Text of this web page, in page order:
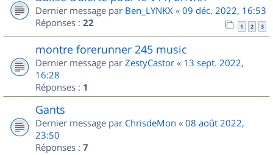
Dernier message par Ben_LYNKX « 09 déc. 2022, 16:53
Réponses : 22 1 2 3
montre forerunner 245 music
Dernier message par ZestyCastor « 13 sept. 2022,
16:28
Réponses : 1
Gants
Dernier message par ChrisdeMon « 08 août 2022,
23:50
Réponses : 7